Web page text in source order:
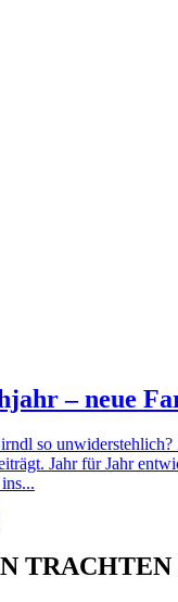
– neue
so
Jahr für Jahr